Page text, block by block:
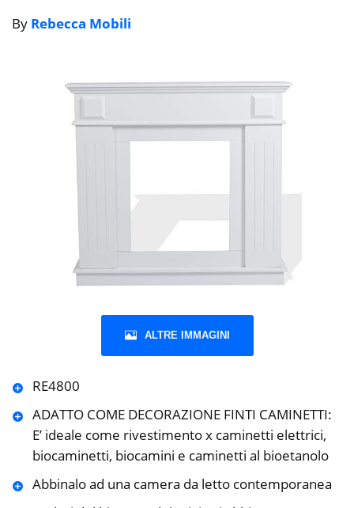
By Rebecca Mobili
ALTRE IMMAGINI
RE4800
ADATTO COME DECORAZIONE FINTI CAMINETTI:
E’ ideale come rivestimento x caminetti elettrici,
biocaminetti, biocamini e caminetti al bioetanolo
Abbinalo ad una camera da letto contemporanea